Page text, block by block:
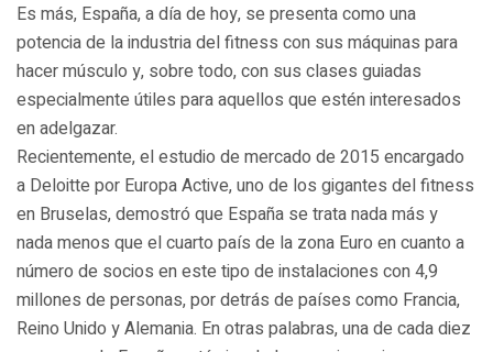
Es más, España, a día de hoy, se presenta como una
potencia de la industria del fitness con sus máquinas para
hacer músculo y, sobre todo, con sus clases guiadas
especialmente útiles para aquellos que estén interesados
en adelgazar.
Recientemente, el estudio de mercado de 2015 encargado
a Deloitte por Europa Active, uno de los gigantes del fitness
en Bruselas, demostró que España se trata nada más y
nada menos que el cuarto país de la zona Euro en cuanto a
número de socios en este tipo de instalaciones con 4,9
millones de personas, por detrás de países como Francia,
Reino Unido y Alemania. En otras palabras, una de cada diez